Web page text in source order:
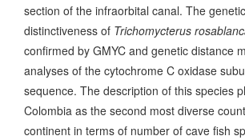
section of the infraorbital canal. The genetic
distinctiveness of Trichomycterus
confirmed by GMYC and genetic distance
analyses of the cytochrome C oxidase
sequence. The description of this species
Colombia as the second most diverse
continent in terms of number of cave fish